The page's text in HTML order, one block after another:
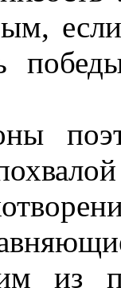
из